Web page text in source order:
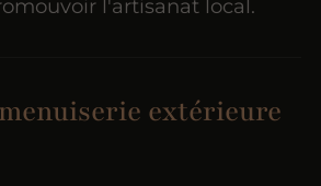
l'artisanat local.
extérieure